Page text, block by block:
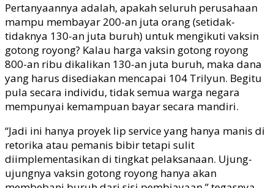
Pertanyaannya adalah, apakah seluruh perusahaan
mampu membayar 200-an juta orang (setidak-
tidaknya 130-an juta buruh) untuk mengikuti vaksin
gotong royong? Kalau harga vaksin gotong royong
800-an ribu dikalikan 130-an juta buruh, maka dana
yang harus disediakan mencapai 104 Trilyun. Begitu
pula secara individu, tidak semua warga negara
mempunyai kemampuan bayar secara mandiri.
“Jadi ini hanya proyek lip service yang hanya manis di
retorika atau pemanis bibir tetapi sulit
diimplementasikan di tingkat pelaksanaan. Ujung-
ujungnya vaksin gotong royong hanya akan